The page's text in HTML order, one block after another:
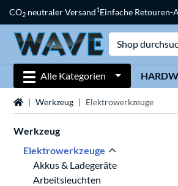
CO2 neutraler Versand1Einfache Retouren-
Alle Kategorien
StartseiteWerkzeug Elektrowerkzeuge
Werkzeug
Elektrowerkzeuge
Akkus & Ladegeräte
Arbeitsleuchten